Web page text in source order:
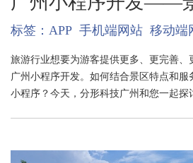
标签： APP 手机端网站 移动端
旅游行业想要为游客提供更多、更完善、
广州小程序开发。如何结合景区特点和
小程序？今天，分形科技广州和您一起探